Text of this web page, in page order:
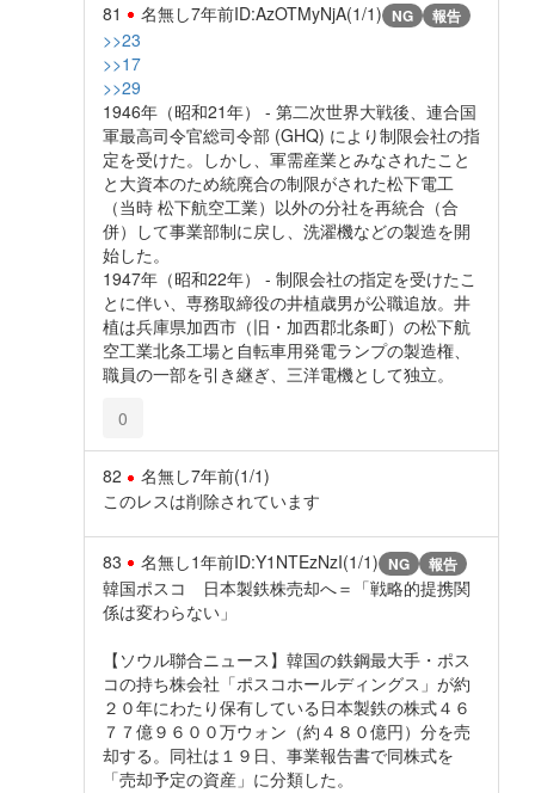
81 名無し7年前ID:AzOTMyNjA(1/1) NG 報告
>>23
>>17
>>29
1946年（昭和21年） - 第二次世界大戦後、連合国
軍最高司令官総司令部 (GHQ) により制限会社の指
定を受けた。しかし、軍需産業とみなされたこと
と大資本のため統廃合の制限がされた松下電工
（当時 松下航空工業）以外の分社を再統合（合
併）して事業部制に戻し、洗濯機などの製造を開
始した。
1947年（昭和22年） - 制限会社の指定を受けたこ
とに伴い、専務取締役の井植歳男が公職追放。井
植は兵庫県加西市（旧・加西郡北条町）の松下航
空工業北条工場と自転車用発電ランプの製造権、
職員の一部を引き継ぎ、三洋電機として独立。
0
82 名無し7年前(1/1)
このレスは削除されています
83 名無し1年前ID:Y1NTEzNzI(1/1) NG 報告
韓国ポスコ 日本製鉄株売却へ＝「戦略的提携関
係は変わらない」
【ソウル聯合ニュース】韓国の鉄鋼最大手・ポス
コの持ち株会社「ポスコホールディングス」が約
２０年にわたり保有している日本製鉄の株式４６
７７億９６００万ウォン（約４８０億円）分を売
却する。同社は１９日、事業報告書で同株式を
「売却予定の資産」に分類した。